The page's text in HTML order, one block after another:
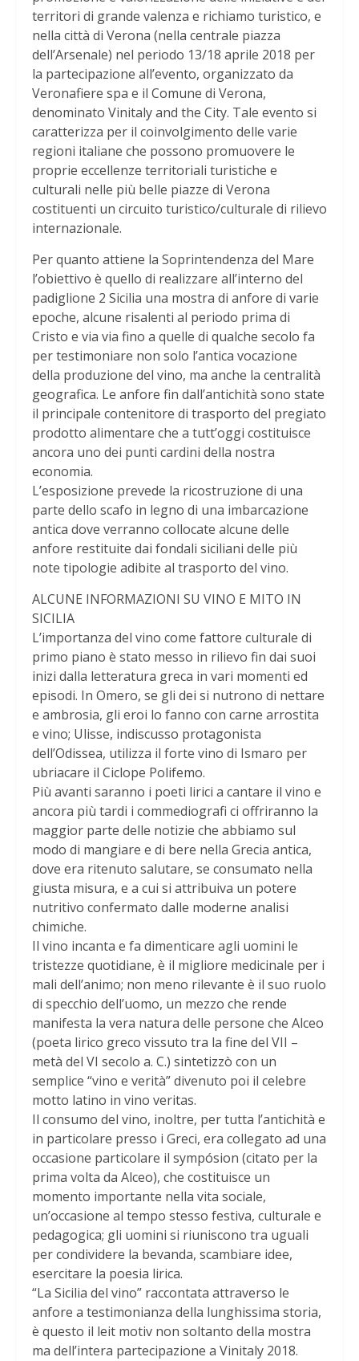
territori di grande valenza e richiamo turistico, e
nella città di Verona (nella centrale piazza
dell’Arsenale) nel periodo 13/18 aprile 2018 per
la partecipazione all’evento, organizzato da
Veronafiere spa e il Comune di Verona,
denominato Vinitaly and the City. Tale evento si
caratterizza per il coinvolgimento delle varie
regioni italiane che possono promuovere le
proprie eccellenze territoriali turistiche e
culturali nelle più belle piazze di Verona
costituenti un circuito turistico/culturale di rilievo
internazionale.
Per quanto attiene la Soprintendenza del Mare
l’obiettivo è quello di realizzare all’interno del
padiglione 2 Sicilia una mostra di anfore di varie
epoche, alcune risalenti al periodo prima di
Cristo e via via fino a quelle di qualche secolo fa
per testimoniare non solo l’antica vocazione
della produzione del vino, ma anche la centralità
geografica. Le anfore fin dall’antichità sono state
il principale contenitore di trasporto del pregiato
prodotto alimentare che a tutt’oggi costituisce
ancora uno dei punti cardini della nostra
economia.
L’esposizione prevede la ricostruzione di una
parte dello scafo in legno di una imbarcazione
antica dove verranno collocate alcune delle
anfore restituite dai fondali siciliani delle più
note tipologie adibite al trasporto del vino.
ALCUNE INFORMAZIONI SU VINO E MITO IN
SICILIA
L’importanza del vino come fattore culturale di
primo piano è stato messo in rilievo fin dai suoi
inizi dalla letteratura greca in vari momenti ed
episodi. In Omero, se gli dei si nutrono di nettare
e ambrosia, gli eroi lo fanno con carne arrostita
e vino; Ulisse, indiscusso protagonista
dell’Odissea, utilizza il forte vino di Ismaro per
ubriacare il Ciclope Polifemo.
Più avanti saranno i poeti lirici a cantare il vino e
ancora più tardi i commediografi ci offriranno la
maggior parte delle notizie che abbiamo sul
modo di mangiare e di bere nella Grecia antica,
dove era ritenuto salutare, se consumato nella
giusta misura, e a cui si attribuiva un potere
nutritivo confermato dalle moderne analisi
chimiche.
Il vino incanta e fa dimenticare agli uomini le
tristezze quotidiane, è il migliore medicinale per i
mali dell’animo; non meno rilevante è il suo ruolo
di specchio dell’uomo, un mezzo che rende
manifesta la vera natura delle persone che Alceo
(poeta lirico greco vissuto tra la fine del VII –
metà del VI secolo a. C.) sintetizzò con un
semplice “vino e verità” divenuto poi il celebre
motto latino in vino veritas.
Il consumo del vino, inoltre, per tutta l’antichità e
in particolare presso i Greci, era collegato ad una
occasione particolare il sympósion (citato per la
prima volta da Alceo), che costituisce un
momento importante nella vita sociale,
un’occasione al tempo stesso festiva, culturale e
pedagogica; gli uomini si riuniscono tra uguali
per condividere la bevanda, scambiare idee,
esercitare la poesia lirica.
“La Sicilia del vino” raccontata attraverso le
anfore a testimonianza della lunghissima storia,
è questo il leit motiv non soltanto della mostra
ma dell’intera partecipazione a Vinitaly 2018.